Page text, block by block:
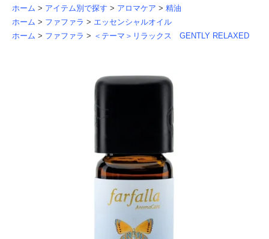
ホーム > アイテム別で探す > アロマケア > 精油
ホーム > ファファラ > エッセンシャルオイル
ホーム > ファファラ > ＜テーマ＞リラックス GENTLY RELAXED